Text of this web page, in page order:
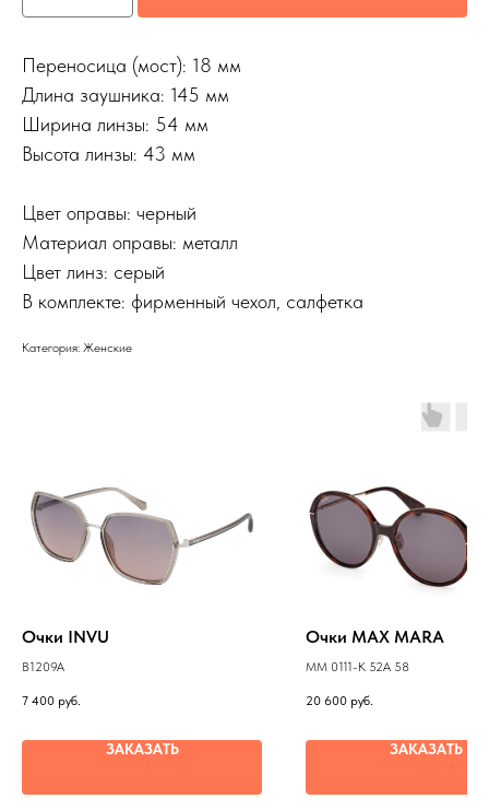
Переносица (мост): 18 мм
Длина заушника: 145 мм
Ширина линзы: 54 мм
Высота линзы: 43 мм
Цвет оправы: черный
Материал оправы: металл
Цвет линз: серый
В комплекте: фирменный чехол, салфетка
Категория: Женские
Очки INVU
B1209A
7 400 руб.
ЗАКАЗАТЬ
Очки MAX MARA
MM 0111-K 52A 58
20 600 руб.
ЗАКАЗАТЬ